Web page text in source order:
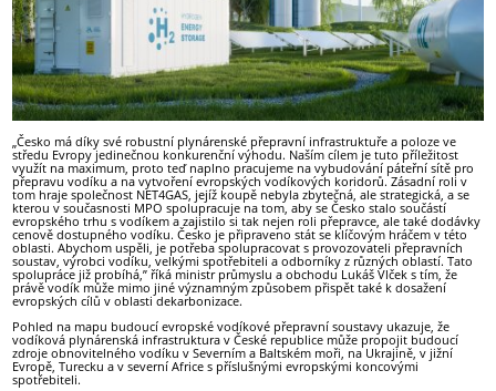
„Česko má díky své robustní plynárenské přepravní infrastruktuře a poloze ve
středu Evropy jedinečnou konkurenční výhodu. Naším cílem je tuto příležitost
využít na maximum, proto teď naplno pracujeme na vybudování páteřní sítě pro
přepravu vodíku a na vytvoření evropských vodíkových koridorů. Zásadní roli v
tom hraje společnost NET4GAS, jejíž koupě nebyla zbytečná, ale strategická, a se
kterou v současnosti MPO spolupracuje na tom, aby se Česko stalo součástí
evropského trhu s vodíkem a zajistilo si tak nejen roli přepravce, ale také dodávky
cenově dostupného vodíku. Česko je připraveno stát se klíčovým hráčem v této
oblasti. Abychom uspěli, je potřeba spolupracovat s provozovateli přepravních
soustav, výrobci vodíku, velkými spotřebiteli a odborníky z různých oblastí. Tato
spolupráce již probíhá,” říká ministr průmyslu a obchodu Lukáš Vlček s tím, že
právě vodík může mimo jiné významným způsobem přispět také k dosažení
evropských cílů v oblasti dekarbonizace.
Pohled na mapu budoucí evropské vodíkové přepravní soustavy ukazuje, že
vodíková plynárenská infrastruktura v České republice může propojit budoucí
zdroje obnovitelného vodíku v Severním a Baltském moři, na Ukrajině, v jižní
Evropě, Turecku a v severní Africe s příslušnými evropskými koncovými
spotřebiteli.